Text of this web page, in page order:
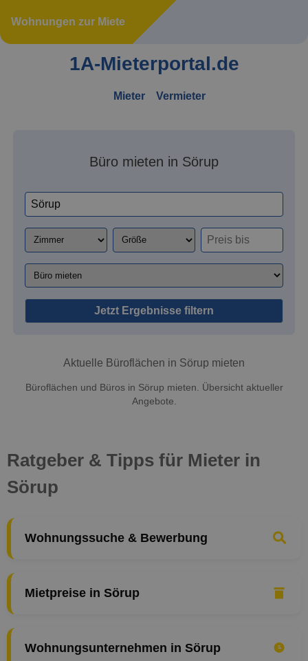
Wohnungen zur Miete
1A-Mieterportal.de
Mieter Vermieter
Büro mieten in Sörup
Jetzt Ergebnisse filtern
Aktuelle Büroflächen in Sörup mieten
Büroflächen und Büros in Sörup mieten. Übersicht aktueller
Angebote.
Ratgeber & Tipps für Mieter in
Sörup
Wohnungssuche & Bewerbung
Mietpreise in Sörup
Wohnungsunternehmen in Sörup